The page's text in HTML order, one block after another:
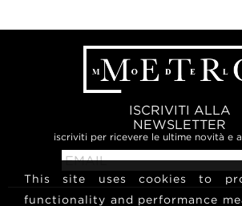
ISCRIVITI ALLA
NEWSLETTER
iscriviti per ricevere le ultime novità e
This site uses cookies to
functionality and performance